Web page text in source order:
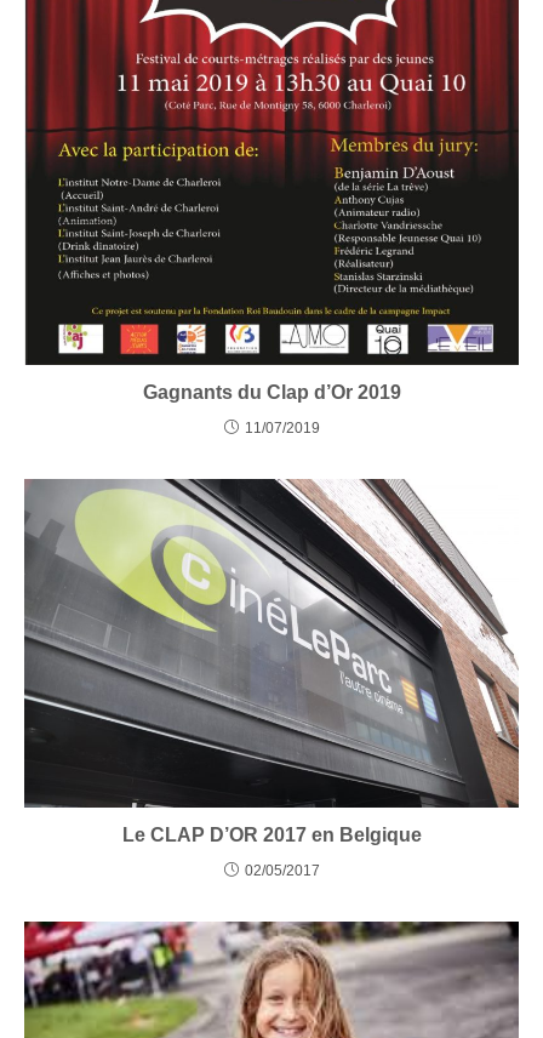
Gagnants du Clap d’Or 2019
11/07/2019
Le CLAP D’OR 2017 en Belgique
02/05/2017